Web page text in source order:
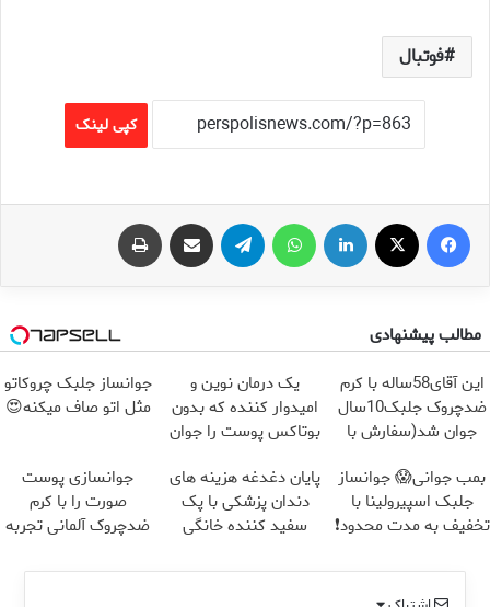
فوتبال
کپی لینک
فیس بوک لینکدین تلگرام اشتراک گذاری از طریق ایمیل
مطالب پیشنهادی
این آقای58ساله با کرم
ضدچروک جلبک10سال
جوان شد(سفارش با
یک درمان نوین و
امیدوار کننده که بدون
بوتاکس پوست را جوان
جوانساز جلبک چروکاتو
مثل اتو صاف میکنه😍
بمب جوانی😱 جوانساز
جلبک اسپیرولینا با
تخفیف به مدت محدود❗
پایان دغدغه هزینه های
دندان پزشکی با پک
سفید کننده خانگی
جوانسازی پوست
صورت را با کرم
ضدچروک آلمانی تجربه